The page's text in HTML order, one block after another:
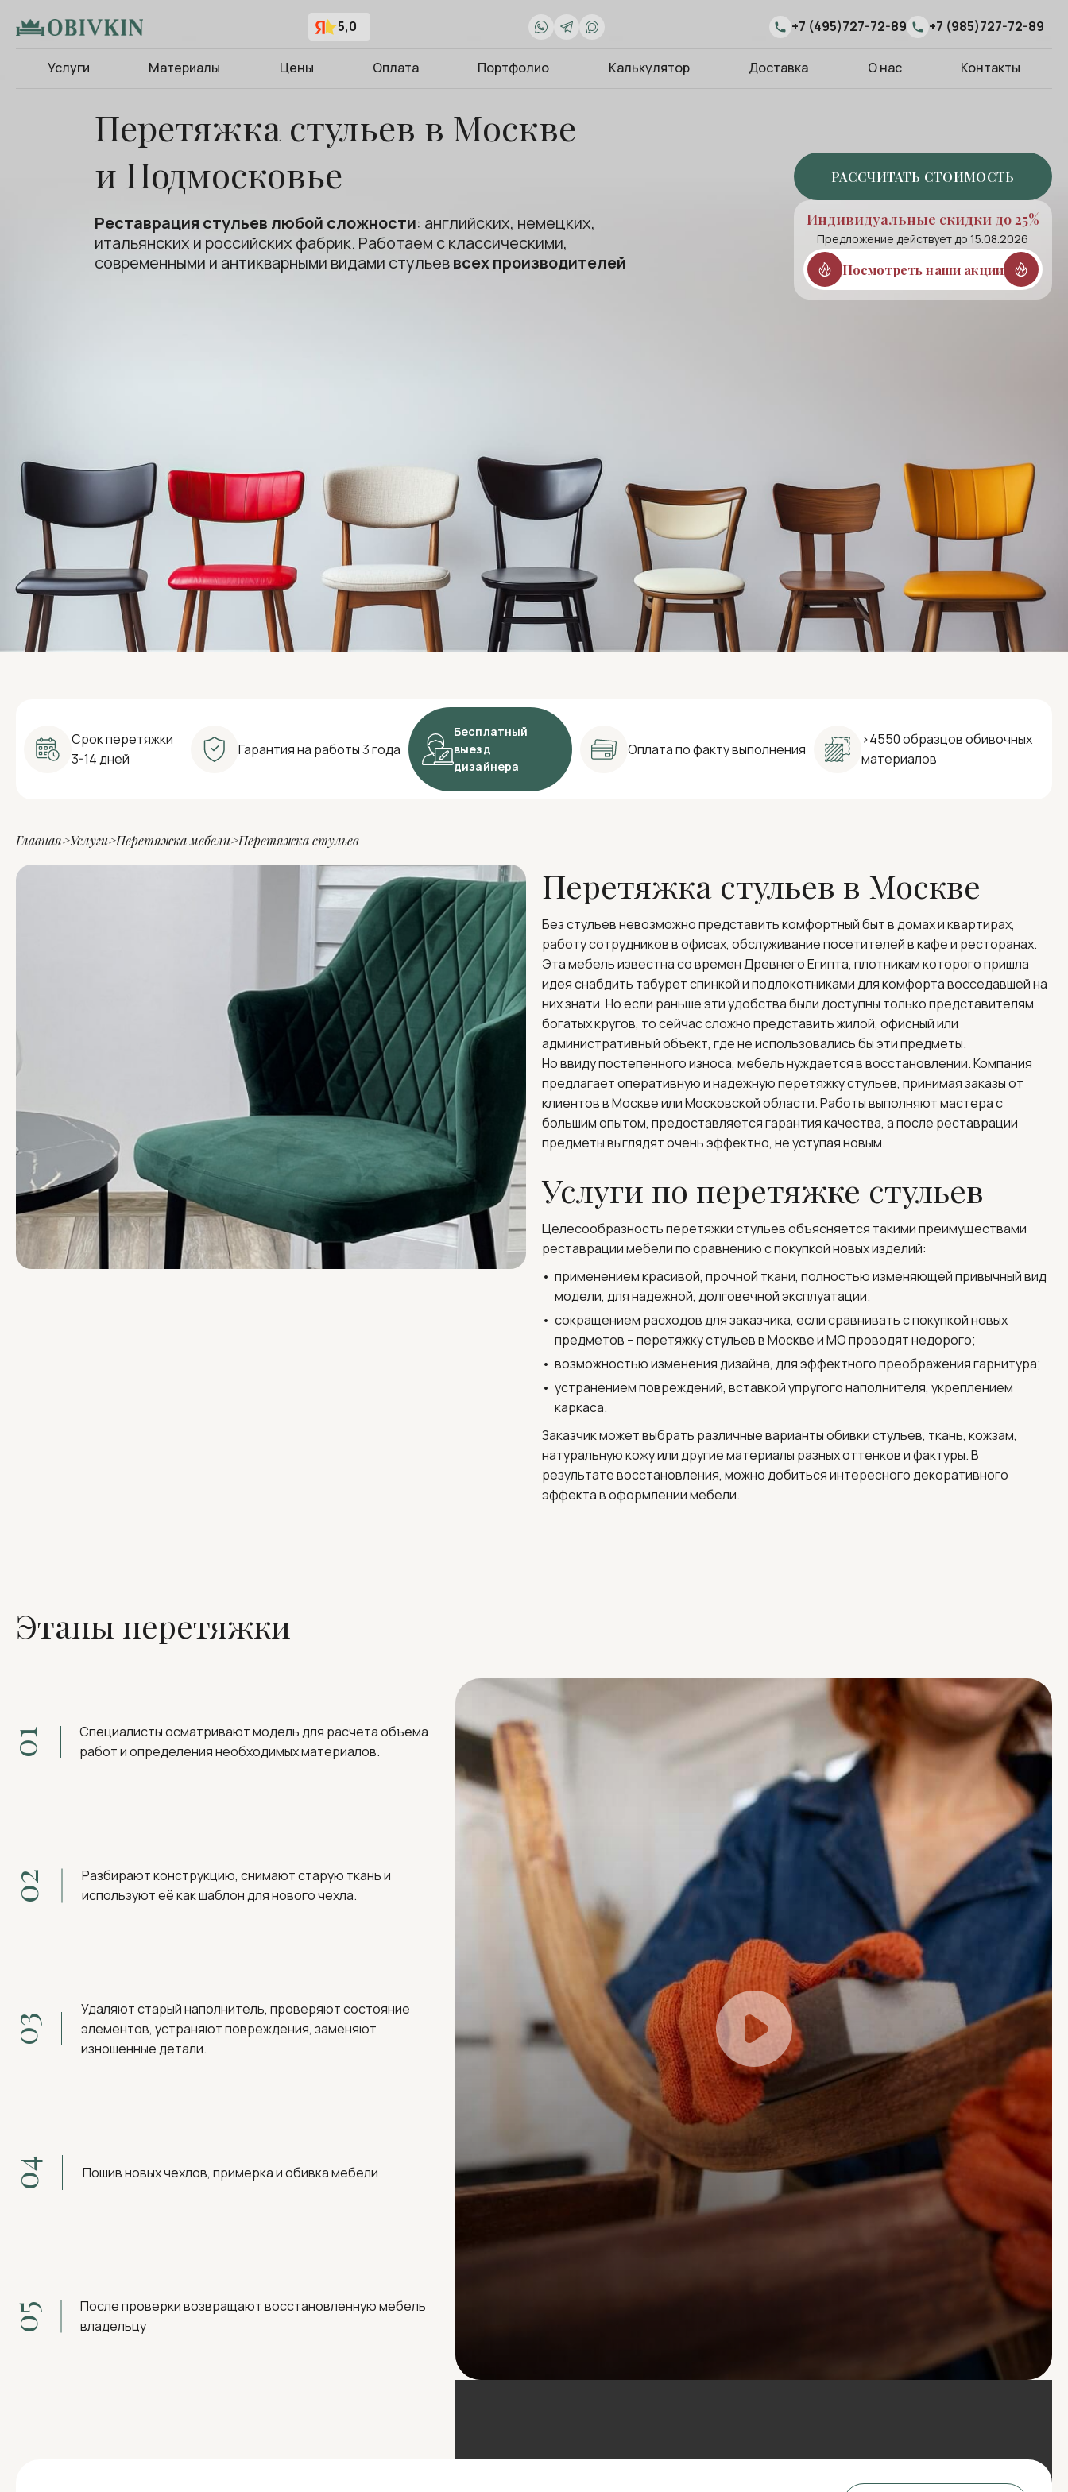
5,0 +7 (495)727-72-89 +7 (985)727-72-89
Услуги Материалы Цены Оплата Портфолио Калькулятор Доставка О нас Контакты
Перетяжка стульев в Москве
и Подмосковье
Реставрация стульев любой сложности: английских, немецких,
итальянских и российских фабрик. Работаем с классическими,
современными и антикварными видами стульеввсех производителей
РАССЧИТАТЬ СТОИМОСТЬ
Индивидуальные скидки до 25%
Предложение действует до 15.08.2026
Посмотреть наши акции
Срок перетяжки
3-14 дней
Гарантия на работы 3 года
Бесплатный
выезд
дизайнера
Оплата по факту выполнения
>4550 образцов обивочных
материалов
Главная Услуги Перетяжка мебели Перетяжка стульев
Перетяжка стульев в Москве
Без стульев невозможно представить комфортный быт в домах и квартирах,
работу сотрудников в офисах, обслуживание посетителей в кафе и ресторанах.
Эта мебель известна со времен Древнего Египта, плотникам которого пришла
идея снабдить табурет спинкой и подлокотниками для комфорта восседавшей на
них знати. Но если раньше эти удобства были доступны только представителям
богатых кругов, то сейчас сложно представить жилой, офисный или
административный объект, где не использовались бы эти предметы.
Но ввиду постепенного износа, мебель нуждается в восстановлении. Компания
предлагает оперативную и надежную перетяжку стульев, принимая заказы от
клиентов в Москве или Московской области. Работы выполняют мастера с
большим опытом, предоставляется гарантия качества, а после реставрации
предметы выглядят очень эффектно, не уступая новым.
Услуги по перетяжке стульев
Целесообразность перетяжки стульев объясняется такими преимуществами
реставрации мебели по сравнению с покупкой новых изделий:
применением красивой, прочной ткани, полностью изменяющей привычный вид
модели, для надежной, долговечной эксплуатации;
сокращением расходов для заказчика, если сравнивать с покупкой новых
предметов – перетяжку стульев в Москве и МО проводят недорого;
возможностью изменения дизайна, для эффектного преображения гарнитура;
устранением повреждений, вставкой упругого наполнителя, укреплением
каркаса.
Заказчик может выбрать различные варианты обивки стульев, ткань, кожзам,
натуральную кожу или другие материалы разных оттенков и фактуры. В
результате восстановления, можно добиться интересного декоративного
эффекта в оформлении мебели.
Этапы перетяжки
01
Специалисты осматривают модель для расчета объема
работ и определения необходимых материалов.
02
Разбирают конструкцию, снимают старую ткань и
используют её как шаблон для нового чехла.
03
Удаляют старый наполнитель, проверяют состояние
элементов, устраняют повреждения, заменяют
изношенные детали.
04 Пошив новых чехлов, примерка и обивка мебели
05
После проверки возвращают восстановленную мебель
владельцу